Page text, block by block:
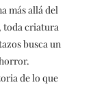
más allá del
toda criatura
busca un
de lo que